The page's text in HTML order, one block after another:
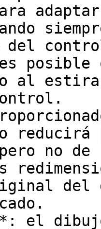
del
posible
al
reducirá
no
del
el